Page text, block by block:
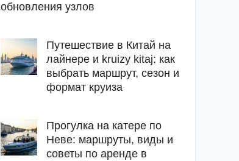
обновления узлов
Путешествие в Китай на
лайнере и kruizy kitaj: как
выбрать маршрут, сезон и
формат круиза
Прогулка на катере по
Неве: маршруты, виды и
советы по аренде в